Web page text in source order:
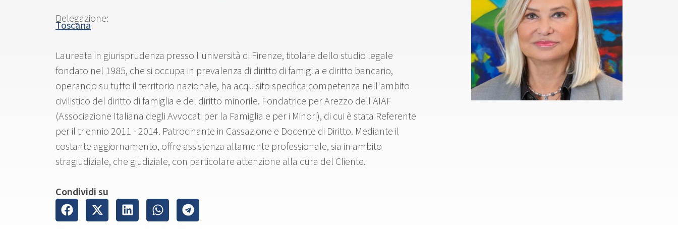
Delegazione:
Toscana
Laureata in giurisprudenza presso l'università di Firenze, titolare dello studio legale
fondato nel 1985, che si occupa in prevalenza di diritto di famiglia e diritto bancario,
operando su tutto il territorio nazionale, ha acquisito specifica competenza nell'ambito
civilistico del diritto di famiglia e del diritto minorile. Fondatrice per Arezzo dell'AIAF
(Associazione Italiana degli Avvocati per la Famiglia e per i Minori), di cui è stata Referente
per il triennio 2011 - 2014. Patrocinante in Cassazione e Docente di Diritto. Mediante il
costante aggiornamento, offre assistenza altamente professionale, sia in ambito
stragiudiziale, che giudiziale, con particolare attenzione alla cura del Cliente.
Condividi su